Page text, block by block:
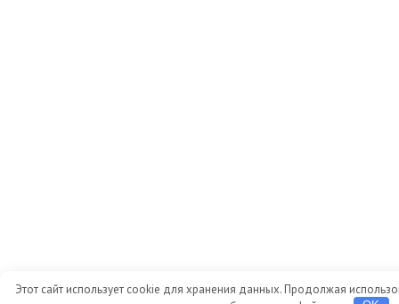
Этот сайт использует cookie для хранения данных. Продолжая